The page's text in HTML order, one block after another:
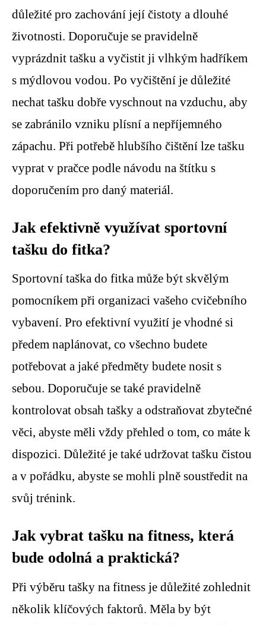
důležité pro zachování její čistoty a dlouhé
životnosti. Doporučuje se pravidelně
vyprázdnit tašku a vyčistit ji vlhkým hadříkem
s mýdlovou vodou. Po vyčištění je důležité
nechat tašku dobře vyschnout na vzduchu, aby
se zabránilo vzniku plísní a nepříjemného
zápachu. Při potřebě hlubšího čištění lze tašku
vyprat v pračce podle návodu na štítku s
doporučením pro daný materiál.
Jak efektivně využívat sportovní
tašku do fitka?
Sportovní taška do fitka může být skvělým
pomocníkem při organizaci vašeho cvičebního
vybavení. Pro efektivní využití je vhodné si
předem naplánovat, co všechno budete
potřebovat a jaké předměty budete nosit s
sebou. Doporučuje se také pravidelně
kontrolovat obsah tašky a odstraňovat zbytečné
věci, abyste měli vždy přehled o tom, co máte k
dispozici. Důležité je také udržovat tašku čistou
a v pořádku, abyste se mohli plně soustředit na
svůj trénink.
Jak vybrat tašku na fitness, která
bude odolná a praktická?
Při výběru tašky na fitness je důležité zohlednit
několik klíčových faktorů. Měla by být